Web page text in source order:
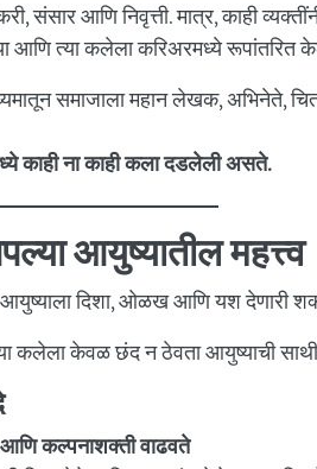
संसार आणि निवृत्ती. मात्र, काही
आणि त्या कलेला करिअरमध्ये रूपांतरित
समाजाला महान लेखक, अभिनेते,
काही ना काही कला दडलेली असते.
आयुष्यातील महत्त्व
दिशा, ओळख आणि यश देणारी
कलेला केवळ छंद न ठेवता आयुष्याची
कल्पनाशक्ती वाढवते